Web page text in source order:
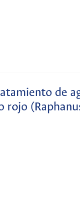
de
rojo